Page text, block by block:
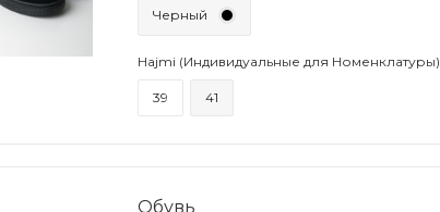
Черный
Hajmi (Индивидуальные для Номенклатуры)
39 41
Обувь